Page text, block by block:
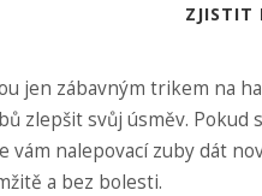
ZJISTIT
jen zábavným trikem na
zlepšit svůj úsměv.
vám nalepovací zuby dát
a bez bolesti.